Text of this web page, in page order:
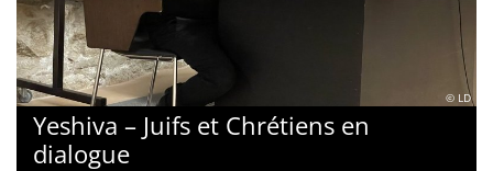
© LD
Yeshiva – Juifs et Chrétiens en
dialogue